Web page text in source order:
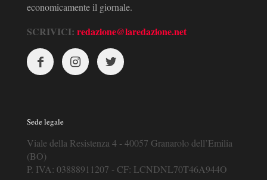
economicamente il giornale.
SCRIVICI: redazione@laredazione.net
Sede legale
Viale della Resistenza 4 - 40057 Granarolo dell’Emilia
(BO)
P. IVA: 03888911207 - CF: LCNDNL70T46A944O